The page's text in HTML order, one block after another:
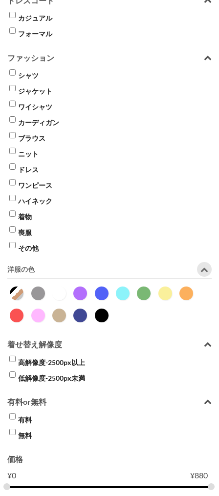
カジュアル
フォーマル
ファッション
シャツ
ジャケット
ワイシャツ
カーディガン
ブラウス
ニット
ドレス
ワンピース
ハイネック
着物
喪服
その他
洋服の色
着せ替え解像度
高解像度-2500px以上
低解像度-2500px未満
有料or無料
有料
無料
価格
¥0 ¥880